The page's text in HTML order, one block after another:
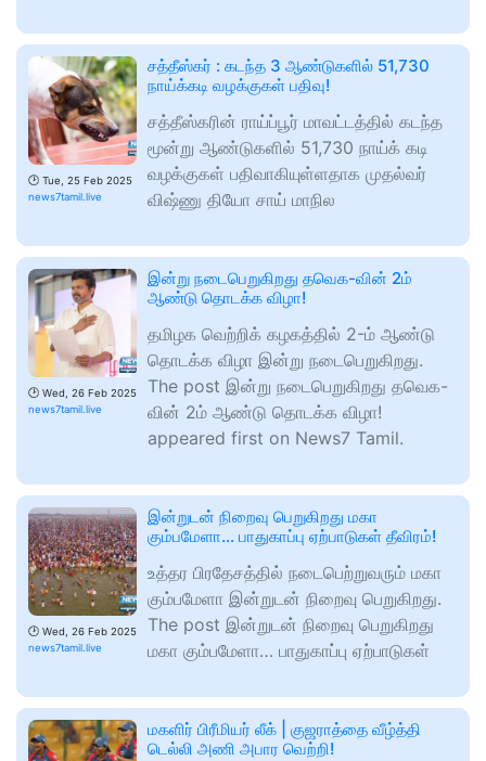
🕑 Tue, 25 Feb 2025
news7tamil.live
சத்தீஸ்கர் : கடந்த 3 ஆண்டுகளில் 51,730
நாய்க்கடி வழக்குகள் பதிவு!
சத்தீஸ்கரின் ராய்ப்பூர் மாவட்டத்தில் கடந்த
மூன்று ஆண்டுகளில் 51,730 நாய்க் கடி
வழக்குகள் பதிவாகியுள்ளதாக முதல்வர்
விஷ்ணு தியோ சாய் மாநில
🕑 Wed, 26 Feb 2025
news7tamil.live
இன்று நடைபெறுகிறது தவெக-வின் 2ம்
ஆண்டு தொடக்க விழா!
தமிழக வெற்றிக் கழகத்தில் 2-ம் ஆண்டு
தொடக்க விழா இன்று நடைபெறுகிறது.
The post இன்று நடைபெறுகிறது தவெக-
வின் 2ம் ஆண்டு தொடக்க விழா!
appeared first on News7 Tamil.
🕑 Wed, 26 Feb 2025
news7tamil.live
இன்றுடன் நிறைவு பெறுகிறது மகா
கும்பமேளா… பாதுகாப்பு ஏற்பாடுகள் தீவிரம்!
உத்தர பிரதேசத்தில் நடைபெற்றுவரும் மகா
கும்பமேளா இன்றுடன் நிறைவு பெறுகிறது.
The post இன்றுடன் நிறைவு பெறுகிறது
மகா கும்பமேளா… பாதுகாப்பு ஏற்பாடுகள்
மகளிர் பிரீமியர் லீக் | குஜராத்தை வீழ்த்தி
டெல்லி அணி அபார வெற்றி!